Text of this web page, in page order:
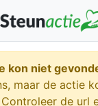
kon niet
maar de actie
de url